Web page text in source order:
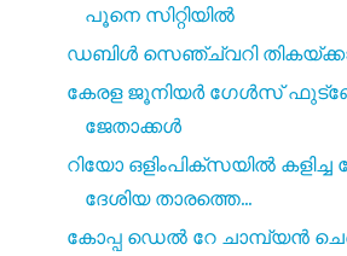
പൂനെ സിറ്റിയിൽ
ഡബിൾ സെഞ്ച്വറി
കേരള ജൂനിയർ ഗേൾസ്
ജേതാക്കൾ
റിയോ ഒളിംപിക്‌സയിൽ
ദേശിയ താരത്തെ...
കോപ്പ ഡെൽ റേ ചാമ്പ്യൻ